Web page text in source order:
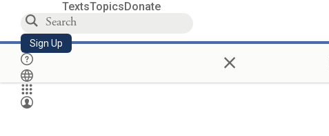
TextsTopicsDonate
Sign Up ×